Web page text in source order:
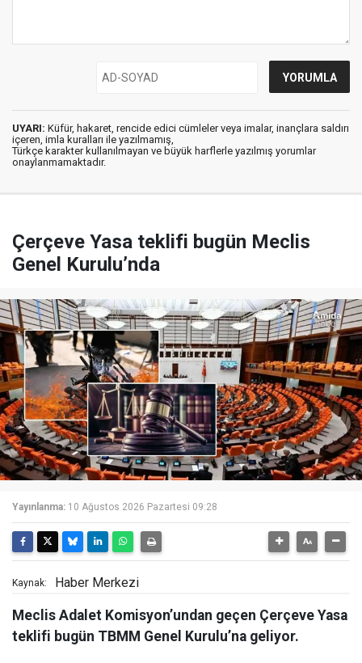
UYARI: Küfür, hakaret, rencide edici cümleler veya imalar, inançlara saldırı
içeren, imla kuralları ile yazılmamış,
Türkçe karakter kullanılmayan ve büyük harflerle yazılmış yorumlar
onaylanmamaktadır.
Çerçeve Yasa teklifi bugün Meclis
Genel Kurulu’nda
Yayınlanma: 10 Ağustos 2026 Pazartesi 09:28
Kaynak: Haber Merkezi
Meclis Adalet Komisyon’undan geçen Çerçeve Yasa
teklifi bugün TBMM Genel Kurulu’na geliyor.